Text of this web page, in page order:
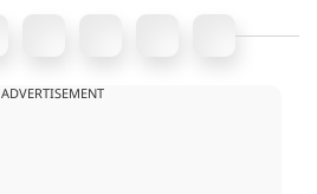
ADVERTISEMENT